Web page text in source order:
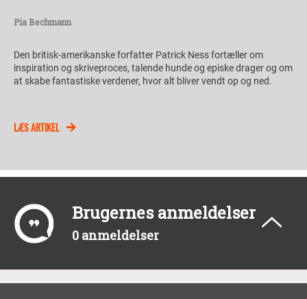
Pia Bechmann
Den britisk-amerikanske forfatter Patrick Ness fortæller om
inspiration og skriveproces, talende hunde og episke drager og om
at skabe fantastiske verdener, hvor alt bliver vendt op og ned.
LÆS ARTIKEL
Brugernes anmeldelser
0 anmeldelser